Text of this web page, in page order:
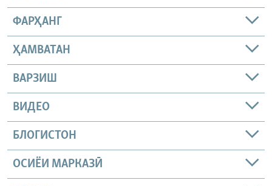
ФАРҲАНГ
ҲАМВАТАН
ВАРЗИШ
ВИДЕО
БЛОГИСТОН
ОСИЁИ МАРКАЗӢ